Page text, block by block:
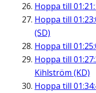
Hoppa till
Hoppa till
(SD)
Hoppa till
Hoppa till
Kihlström (KD)
Hoppa till